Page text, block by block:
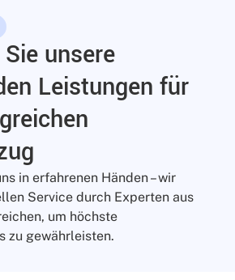
unsere
Leistungen für
in erfahrenen Händen – wir
Service durch Experten aus
um höchste
zu gewährleisten.